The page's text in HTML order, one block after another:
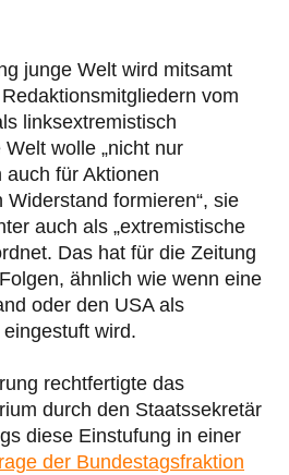
junge Welt wird mitsamt
vom
linksextremistisch
wolle „nicht nur
für Aktionen
formieren“, sie
auch als „extremistische
Das hat für die Zeitung
ähnlich wie wenn eine
oder den USA als
wird.
rechtfertigte das
durch den Staatssekretär
diese Einstufung in einer
der Bundestagsfraktion